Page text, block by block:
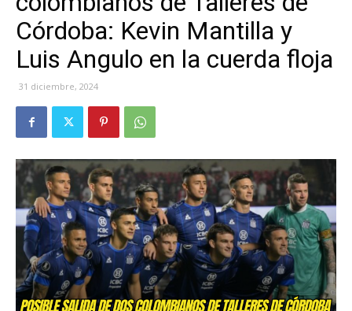
Córdoba: Kevin Mantilla y
Luis Angulo en la cuerda floja
31 diciembre, 2024